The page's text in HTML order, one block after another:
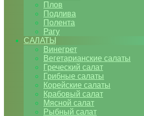
Плов
Подлива
Полента
Рагу
САЛАТЫ
Винегрет
Вегетарианские салаты
Греческий салат
Грибные салаты
Корейские салаты
Крабовый салат
Мясной салат
Рыбный салат